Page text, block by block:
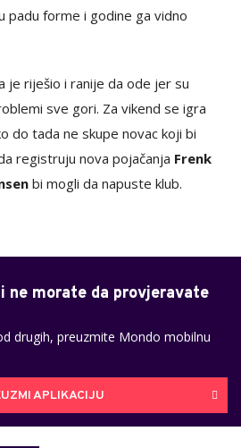
padu forme i godine ga vidno
je riješio i ranije da ode jer su
sve gori. Za vikend se igra
do tada ne skupe novac koji bi
registruju nova pojačanja Frenk
bi mogli da napuste klub.
ne morate da provjeravate
drugih, preuzmite Mondo mobilnu
APLIKACIJU